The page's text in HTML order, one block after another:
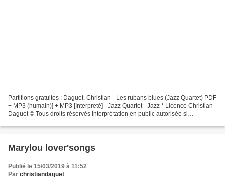
Partitions gratuites : Daguet, Christian - Les rubans blues (Jazz Quartet) PDF
+ MP3 (humain)] + MP3 [Interpreté] - Jazz Quartet - Jazz * Licence Christian
Daguet © Tous droits réservés Interprétation en public autorisée si
Marylou lover'songs
Publié le 15/03/2019 à 11:52
Par christiandaguet